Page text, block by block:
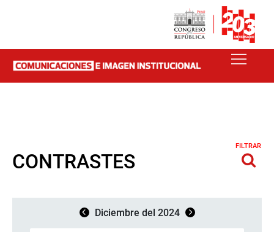
CONTRASTES
FILTRAR
Diciembre del 2024